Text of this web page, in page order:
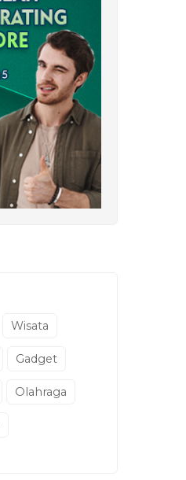
Wisata
Gadget
Olahraga